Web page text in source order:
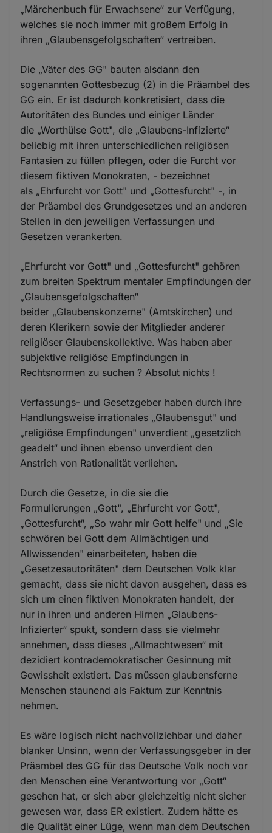
„Märchenbuch für Erwachsene“ zur Verfügung,
welches sie noch immer mit großem Erfolg in
ihren „Glaubensgefolgschaften“ vertreiben.
Die „Väter des GG" bauten alsdann den
sogenannten Gottesbezug (2) in die Präambel des
GG ein. Er ist dadurch konkretisiert, dass die
Autoritäten des Bundes und einiger Länder
die „Worthülse Gott", die „Glaubens-Infizierte“
beliebig mit ihren unterschiedlichen religiösen
Fantasien zu füllen pflegen, oder die Furcht vor
diesem fiktiven Monokraten, - bezeichnet
als „Ehrfurcht vor Gott" und „Gottesfurcht" -, in
der Präambel des Grundgesetzes und an anderen
Stellen in den jeweiligen Verfassungen und
Gesetzen verankerten.
„Ehrfurcht vor Gott" und „Gottesfurcht" gehören
zum breiten Spektrum mentaler Empfindungen der
„Glaubensgefolgschaften“
beider „Glaubenskonzerne" (Amtskirchen) und
deren Klerikern sowie der Mitglieder anderer
religiöser Glaubenskollektive. Was haben aber
subjektive religiöse Empfindungen in
Rechtsnormen zu suchen ? Absolut nichts !
Verfassungs- und Gesetzgeber haben durch ihre
Handlungsweise irrationales „Glaubensgut" und
„religiöse Empfindungen" unverdient „gesetzlich
geadelt“ und ihnen ebenso unverdient den
Anstrich von Rationalität verliehen.
Durch die Gesetze, in die sie die
Formulierungen „Gott", „Ehrfurcht vor Gott",
„Gottesfurcht“, „So wahr mir Gott helfe" und „Sie
schwören bei Gott dem Allmächtigen und
Allwissenden" einarbeiteten, haben die
„Gesetzesautoritäten" dem Deutschen Volk klar
gemacht, dass sie nicht davon ausgehen, dass es
sich um einen fiktiven Monokraten handelt, der
nur in ihren und anderen Hirnen „Glaubens-
Infizierter“ spukt, sondern dass sie vielmehr
annehmen, dass dieses „Allmachtwesen“ mit
dezidiert kontrademokratischer Gesinnung mit
Gewissheit existiert. Das müssen glaubensferne
Menschen staunend als Faktum zur Kenntnis
nehmen.
Es wäre logisch nicht nachvollziehbar und daher
blanker Unsinn, wenn der Verfassungsgeber in der
Präambel des GG für das Deutsche Volk noch vor
den Menschen eine Verantwortung vor „Gott“
gesehen hat, er sich aber gleichzeitig nicht sicher
gewesen war, dass ER existiert. Zudem hätte es
die Qualität einer Lüge, wenn man dem Deutschen